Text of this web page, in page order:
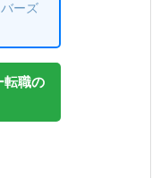
ーズ
転職の